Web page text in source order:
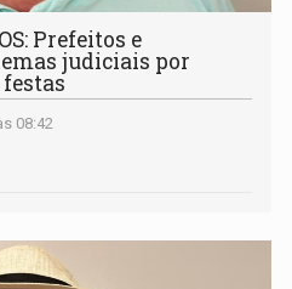
Prefeitos e
judiciais por
08:42